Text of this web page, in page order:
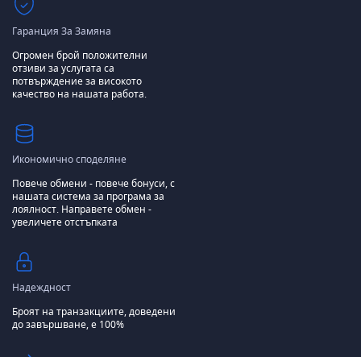
Гаранция За Замяна
Огромен брой положителни
отзиви за услугата са
потвърждение за високото
качество на нашата работа.
Икономично споделяне
Повече обмени - повече бонуси, с
нашата система за програма за
лоялност. Направете обмен -
увеличете отстъпката
Надеждност
Броят на транзакциите, доведени
до завършване, е 100%